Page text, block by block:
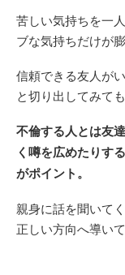
苦しい気持ちを一
ブな気持ちだけが
信頼できる友人が
と切り出してみて
不倫する人とは友
く噂を広めたりす
がポイント。
親身に話を聞いて
正しい方向へ導い